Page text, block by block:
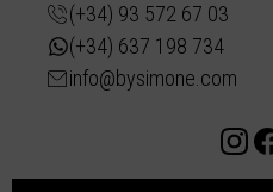
(+34) 93 572 67 03
(+34) 637 198 734
info@bysimone.com